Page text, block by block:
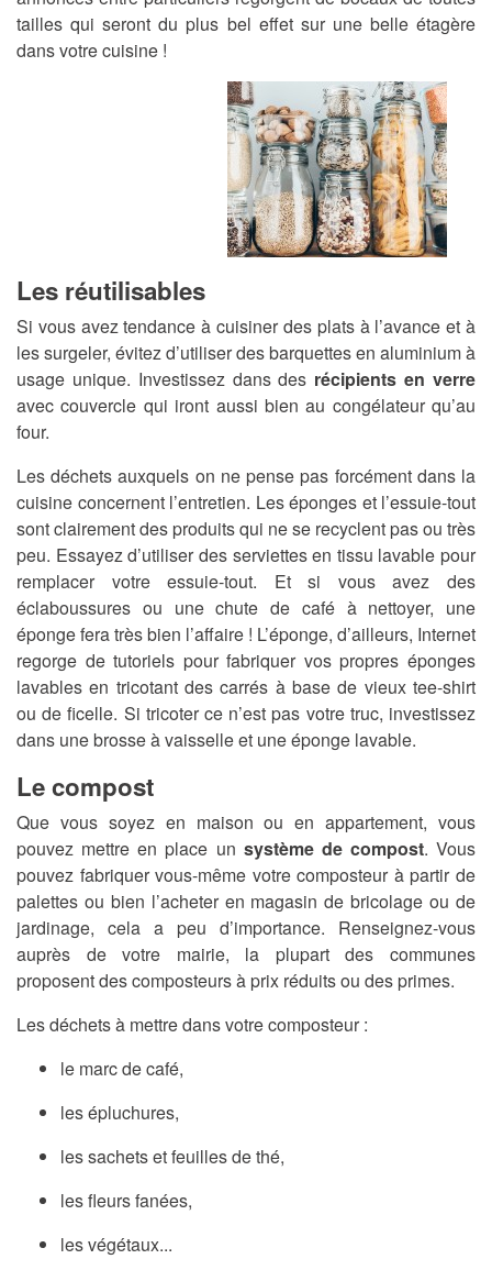
tailles qui seront du plus bel effet sur une belle étagère
dans votre cuisine !
Les réutilisables
Si vous avez tendance à cuisiner des plats à l’avance et à
les surgeler, évitez d’utiliser des barquettes en aluminium à
usage unique. Investissez dans des récipients en verre
avec couvercle qui iront aussi bien au congélateur qu’au
four.
Les déchets auxquels on ne pense pas forcément dans la
cuisine concernent l’entretien. Les éponges et l’essuie-tout
sont clairement des produits qui ne se recyclent pas ou très
peu. Essayez d’utiliser des serviettes en tissu lavable pour
remplacer votre essuie-tout. Et si vous avez des
éclaboussures ou une chute de café à nettoyer, une
éponge fera très bien l’affaire ! L’éponge, d’ailleurs, Internet
regorge de tutoriels pour fabriquer vos propres éponges
lavables en tricotant des carrés à base de vieux tee-shirt
ou de ficelle. Si tricoter ce n’est pas votre truc, investissez
dans une brosse à vaisselle et une éponge lavable.
Le compost
Que vous soyez en maison ou en appartement, vous
pouvez mettre en place un système de compost. Vous
pouvez fabriquer vous-même votre composteur à partir de
palettes ou bien l’acheter en magasin de bricolage ou de
jardinage, cela a peu d’importance. Renseignez-vous
auprès de votre mairie, la plupart des communes
proposent des composteurs à prix réduits ou des primes.
Les déchets à mettre dans votre composteur :
le marc de café,
les épluchures,
les sachets et feuilles de thé,
les fleurs fanées,
les végétaux...